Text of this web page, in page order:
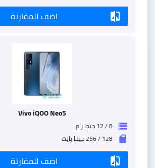
compare اضف للمقارنة
Vivo iQOO Neo5
storage 8 / 12 جيجا رام
sd_storage 128 / 256 جيجا بايت
compare اضف للمقارنة